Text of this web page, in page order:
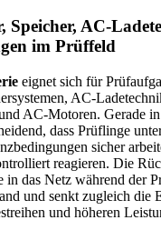
Speicher, AC-
im Prüffeld
eignet sich für
AC-
AC-Motoren. Gerade in
dass Prüflinge
sicher
reagieren. Die
in das Netz während der
und senkt zugleich die
und höheren